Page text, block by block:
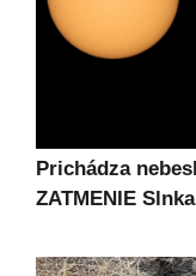
Prichádza
ZATMENIE